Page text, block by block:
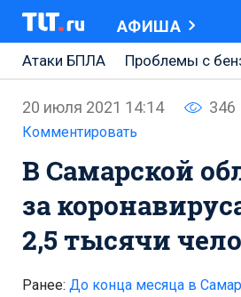
АФИША
Атаки БПЛА
Проблемы с
Ремонт Центральной площади
Ремонт Обводного шоссе
Набережная Тольятти
Неделя Тольятти
20 июля 2021 14:14 346
Комментировать
В Самарской
за
2,5 тысячи
Ранее: До конца месяца в